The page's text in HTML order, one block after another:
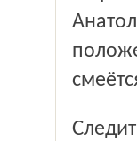
Следить за чистотой и порядком на немалом, в